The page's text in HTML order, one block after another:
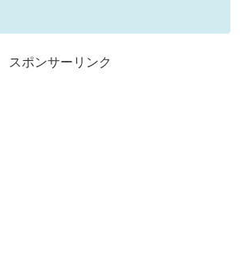
スポンサーリンク